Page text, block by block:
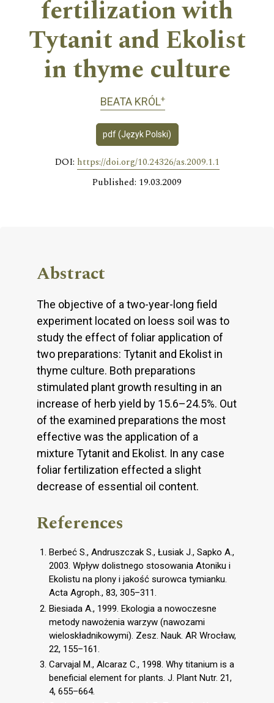
fertilization with
Tytanit and Ekolist
in thyme culture
BEATA KRÓL+
pdf (Język Polski)
DOI: https://doi.org/10.24326/as.2009.1.1
Published: 19.03.2009
Abstract
The objective of a two-year-long field
experiment located on loess soil was to
study the effect of foliar application of
two preparations: Tytanit and Ekolist in
thyme culture. Both preparations
stimulated plant growth resulting in an
increase of herb yield by 15.6–24.5%. Out
of the examined preparations the most
effective was the application of a
mixture Tytanit and Ekolist. In any case
foliar fertilization effected a slight
decrease of essential oil content.
References
Berbeć S., Andruszczak S., Łusiak J., Sapko A.,
2003. Wpływ dolistnego stosowania Atoniku i
Ekolistu na plony i jakość surowca tymianku.
Acta Agroph., 83, 305–311.
Biesiada A., 1999. Ekologia a nowoczesne
metody nawożenia warzyw (nawozami
wieloskładnikowymi). Zesz. Nauk. AR Wrocław,
22, 155–161.
Carvajal M., Alcaraz C., 1998. Why titanium is a
beneficial element for plants. J. Plant Nutr. 21,
4, 655–664.